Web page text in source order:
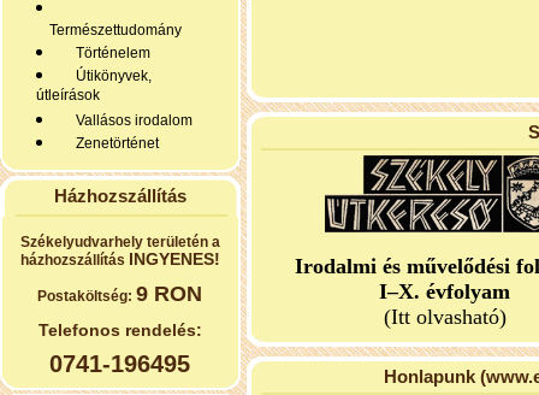
Természettudomány
Történelem
Útikönyvek,
útleírások
Vallásos irodalom
Zenetörténet
Házhozszállítás
Székelyudvarhely területén a
házhozszállítás INGYENES!
Postaköltség:9 RON
Telefonos rendelés:
0741-196495
Irodalmi és művelődési
I–X. évfolyam
(Itt olvasható)
Honlapunk